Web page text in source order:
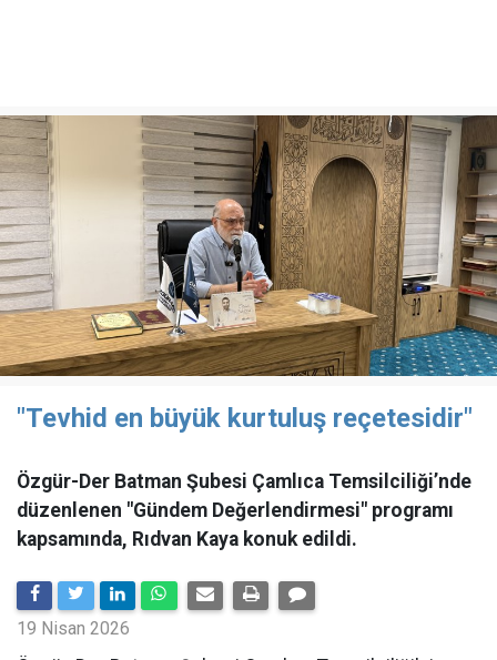
"Tevhid en büyük kurtuluş reçetesidir"
Özgür-Der Batman Şubesi Çamlıca Temsilciliği’nde
düzenlenen "Gündem Değerlendirmesi" programı
kapsamında, Rıdvan Kaya konuk edildi.
19 Nisan 2026